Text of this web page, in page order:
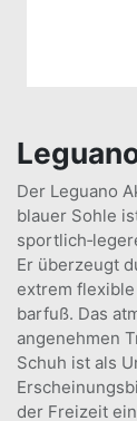
Der Leguano
blauer Sohle
Er überzeugt
extrem
barfuß. Das
angenehmen
Schuh ist als
der Freizeit